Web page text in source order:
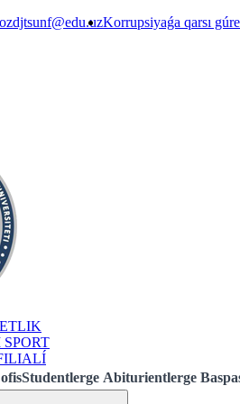
ozdjtsunf@edu.uzKorrupsiyaǵa qarsı
Studentlerge Abiturientlerge